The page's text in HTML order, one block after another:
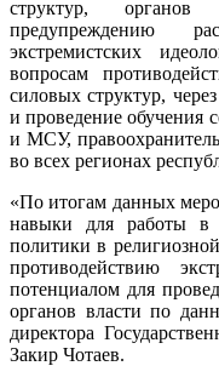
структур,
предупреждению
экстремистских
вопросам
силовых структур,
и проведение обучения
и МСУ,
во всех регионах
«По итогам данных
навыки для работы в
политики в
противодействию
потенциалом для
органов власти по
директора
Закир Чотаев.